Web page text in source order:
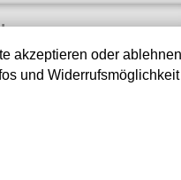
Kleid 40iger Jahre
akzeptieren oder
und Widerrufsmöglichkeit